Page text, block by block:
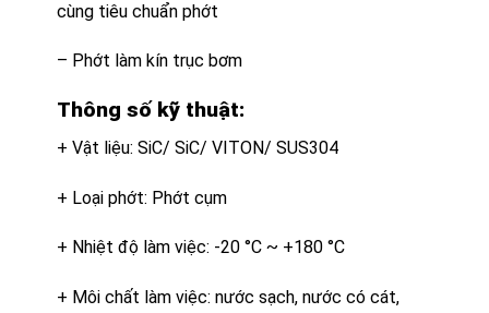
cùng tiêu chuẩn phớt
– Phớt làm kín trục bơm
Thông số kỹ thuật:
+ Vật liệu: SiC/ SiC/ VITON/ SUS304
+ Loại phớt: Phớt cụm
+ Nhiệt độ làm việc: -20 °C ~ +180 °C
+ Môi chất làm việc: nước sạch, nước có cát,